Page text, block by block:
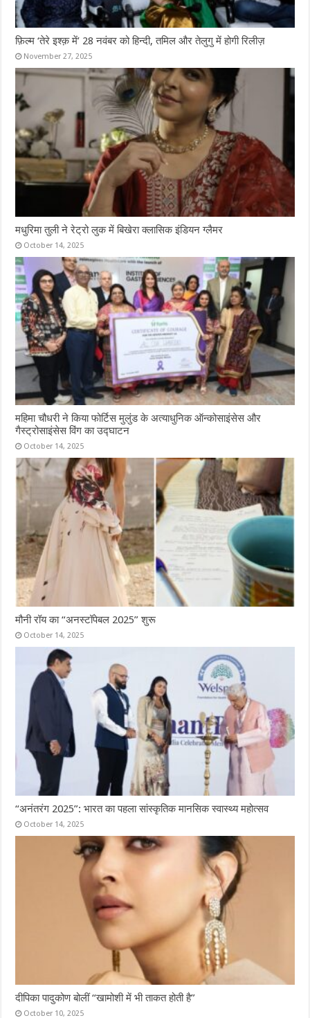
फ़िल्म ‘तेरे इश्क़ में’ 28 नवंबर को हिन्दी, तमिल और तेलुगु में होगी रिलीज़
November 27, 2025
मधुरिमा तुली ने रेट्रो लुक में बिखेरा क्लासिक इंडियन ग्लैमर
October 14, 2025
महिमा चौधरी ने किया फोर्टिस मुलुंड के अत्याधुनिक ऑन्कोसाइंसेस और
गैस्ट्रोसाइंसेस विंग का उद्घाटन
October 14, 2025
मौनी रॉय का “अनस्टॉपेबल 2025” शुरू
October 14, 2025
“अनंतरंग 2025”: भारत का पहला सांस्कृतिक मानसिक स्वास्थ्य महोत्सव
October 14, 2025
दीपिका पादुकोण बोलीं “खामोशी में भी ताकत होती है”
October 10, 2025